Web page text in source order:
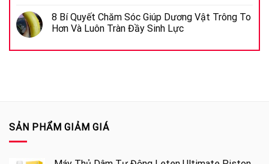
8 Bí Quyết Chăm Sóc Giúp Dương Vật Trông To
Hơn Và Luôn Tràn Đầy Sinh Lực
SẢN PHẨM GIẢM GIÁ